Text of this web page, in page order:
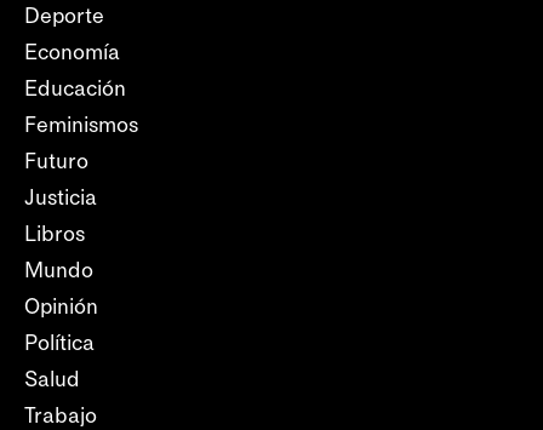
Deporte
Economía
Educación
Feminismos
Futuro
Justicia
Libros
Mundo
Opinión
Política
Salud
Trabajo